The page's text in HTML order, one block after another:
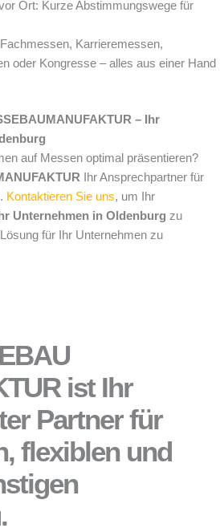
Ort: Kurze Abstimmungswege für
Karrieremessen,
oder Kongresse – alles aus einer Hand
– Ihr
auf Messen optimal präsentieren?
Ihr Ansprechpartner für
. Kontaktieren Sie uns, um Ihr
Unternehmen in Oldenburg zu
für Ihr Unternehmen zu
ist Ihr
Partner für
flexiblen und